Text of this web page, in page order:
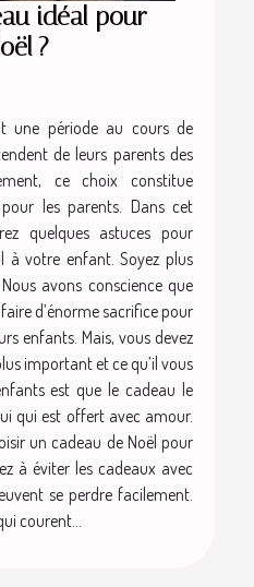
idéal pour
?
une période au cours de
de leurs parents des
ce choix constitue
les parents. Dans cet
quelques astuces pour
à votre enfant. Soyez plus
avons conscience que
d’énorme sacrifice pour
enfants. Mais, vous devez
important et ce qu’il vous
est que le cadeau le
qui est offert avec amour.
un cadeau de Noël pour
à éviter les cadeaux avec
se perdre facilement.
courent...